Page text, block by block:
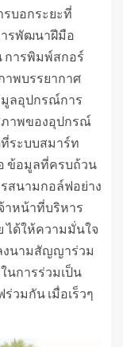
บอกระยะที่
ารพัฒนาฝีมือ
การพิมพ์สกอร์
าพบรรยากาศ
ลอุปกรณ์การ
ภาพของอุปกรณ์
ระบบสมาร์ท
ข้อมูลที่ครบถ้วน
สนามกอล์ฟอย่าง
าหน้าที่บริหาร
ได้ให้ความมั่นใจ
งนามสัญญาร่วม
นการร่วมเป็น
มกัน เมื่อเร็วๆ